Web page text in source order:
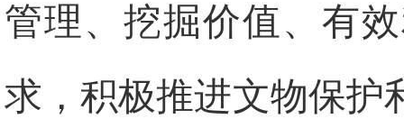
管理、挖掘价值、有
求，积极推进文物保护